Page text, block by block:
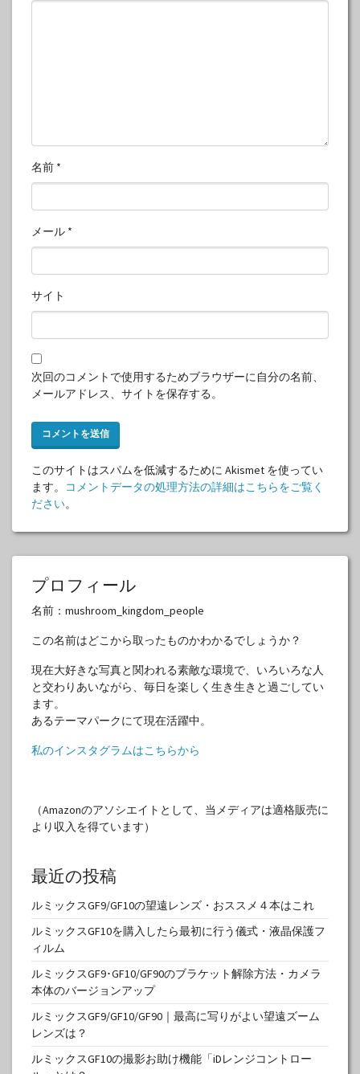
名前 *
メール *
サイト
次回のコメントで使用するためブラウザーに自分の名前、
メールアドレス、サイトを保存する。
このサイトはスパムを低減するために Akismet を使ってい
ます。
コメントデータの処理方法の詳細はこちらをご覧く
ださい。
プロフィール
名前：mushroom_kingdom_people
この名前はどこから取ったものかわかるでしょうか？
現在大好きな写真と関われる素敵な環境で、いろいろな人
と交わりあいながら、毎日を楽しく生き生きと過ごしてい
ます。
あるテーマパークにて現在活躍中。
私のインスタグラムはこちらから
（Amazonのアソシエイトとして、当メディアは適格販売に
より収入を得ています）
最近の投稿
ルミックスGF9/GF10の望遠レンズ・おススメ４本はこれ
ルミックスGF10を購入したら最初に行う儀式・液晶保護フ
ィルム
ルミックスGF9･GF10/GF90のブラケット解除方法・カメラ
本体のバージョンアップ
ルミックスGF9/GF10/GF90｜最高に写りがよい望遠ズーム
レンズは？
ルミックスGF10の撮影お助け機能「iDレンジコントロー